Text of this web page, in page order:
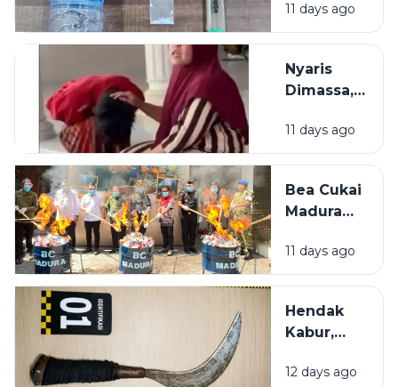
Warga
Mojokerto,
Simpan
Sabu di
11 days ago
Nyaris
Dimassa,
Rokok di
Bangkalan
Diselamatkan
Emak-Emak
11 days ago
Bea Cukai
Madura
21 Juta
Batang
Ilegal
dalam 6
11 days ago
Hendak
Kabur,
Pelaku
12 days ago